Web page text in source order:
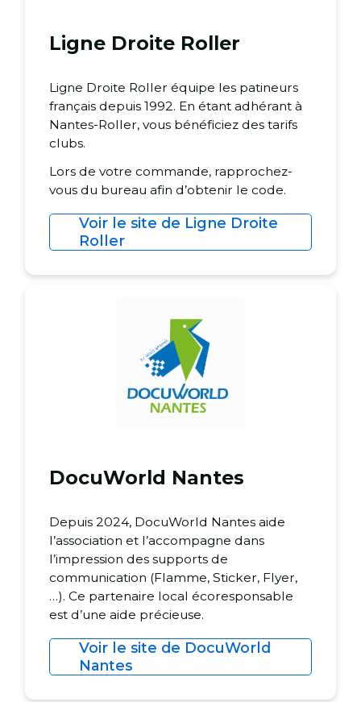
Ligne Droite Roller
Ligne Droite Roller équipe les patineurs
français depuis 1992. En étant adhérant à
Nantes-Roller, vous bénéficiez des tarifs
clubs.
Lors de votre commande, rapprochez-
vous du bureau afin d’obtenir le code.
Voir le site de Ligne Droite
Roller
DocuWorld Nantes
Depuis 2024, DocuWorld Nantes aide
l’association et l’accompagne dans
l’impression des supports de
communication (Flamme, Sticker, Flyer,
…). Ce partenaire local écoresponsable
est d’une aide précieuse.
Voir le site de DocuWorld
Nantes